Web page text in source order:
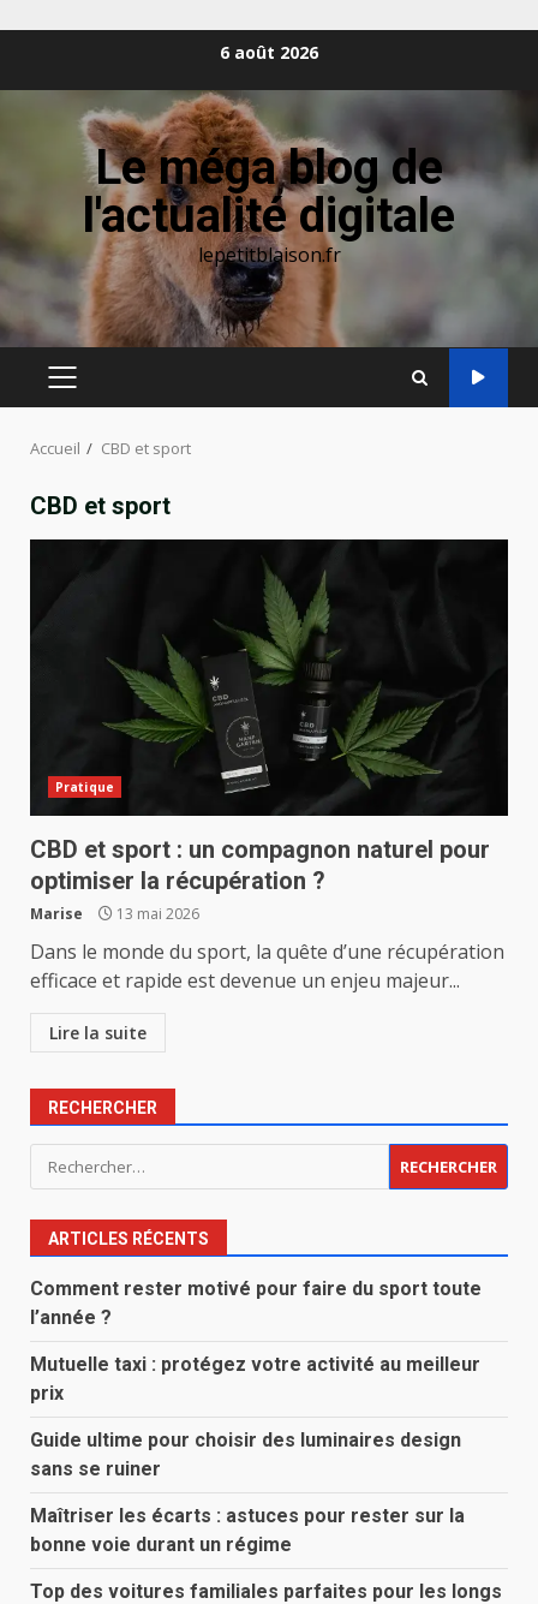
6 août 2026
Le méga blog de
l'actualité digitale
lepetitblaison.fr
MENU
Accueil CBD et sport
CBD et sport
Pratique
CBD et sport : un compagnon naturel pour
optimiser la récupération ?
Marise 13 mai 2026
Dans le monde du sport, la quête d’une récupération
efficace et rapide est devenue un enjeu majeur...
Lire la suite
RECHERCHER
Rechercher :
ARTICLES RÉCENTS
Comment rester motivé pour faire du sport toute
l’année ?
Mutuelle taxi : protégez votre activité au meilleur
prix
Guide ultime pour choisir des luminaires design
sans se ruiner
Maîtriser les écarts : astuces pour rester sur la
bonne voie durant un régime
Top des voitures familiales parfaites pour les longs